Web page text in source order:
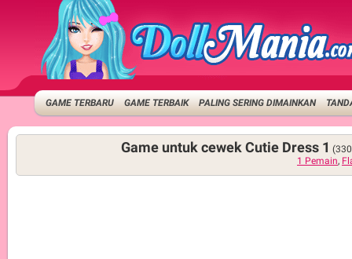
GAME TERBARU GAME TERBAIK PALING SERING DIMAINKAN
Game untuk cewek Cutie Dress 1
1 Pemain,